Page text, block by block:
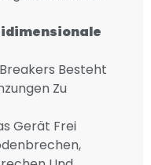
Besteht
Zu
Gerät Frei